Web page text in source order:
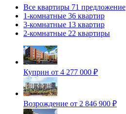
Все квартиры 71 предложение
1-комнатные 36 квартир
3-комнатные 13 квартир
2-комнатные 22 квартиры
Куприн от 4 277 000 ₽
Возрождение от 2 846 900 ₽